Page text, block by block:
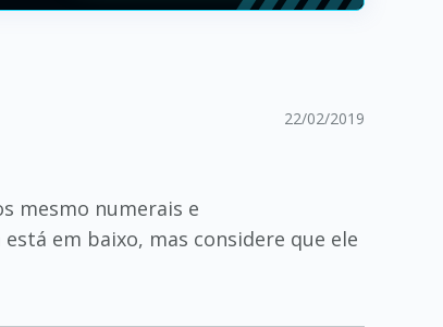
22/02/2019
mesmo numerais e
em baixo, mas considere que ele